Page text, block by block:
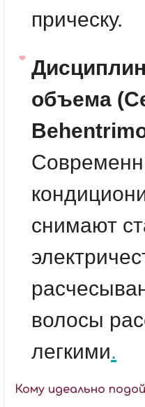
прическу.
объема
снимают
волосы
легкими.
Кому идеально